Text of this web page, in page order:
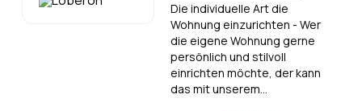
Die individuelle Art die
Wohnung einzurichten - Wer
die eigene Wohnung gerne
persönlich und stilvoll
einrichten möchte, der kann
das mit unserem…